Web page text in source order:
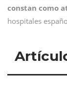
constan como
hospitales